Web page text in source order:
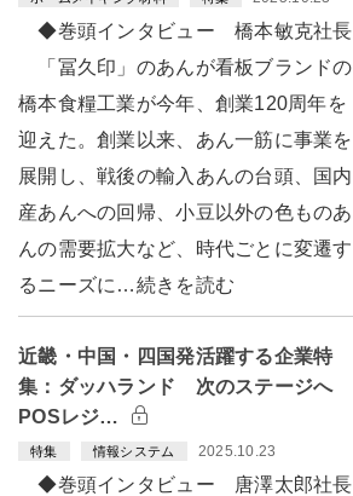
◆巻頭インタビュー 橋本敏克社長
「冨久印」のあんが看板ブランドの
橋本食糧工業が今年、創業120周年を
迎えた。創業以来、あん一筋に事業を
展開し、戦後の輸入あんの台頭、国内
産あんへの回帰、小豆以外の色ものあ
んの需要拡大など、時代ごとに変遷す
るニーズに…続きを読む
近畿・中国・四国発活躍する企業特
集：ダッハランド 次のステージへ
POSレジ…
特集 情報システム 2025.10.23
◆巻頭インタビュー 唐澤太郎社長